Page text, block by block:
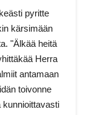
pyritte
kärsimään
"Älkää heitä
Herra
antamaan
toivonne